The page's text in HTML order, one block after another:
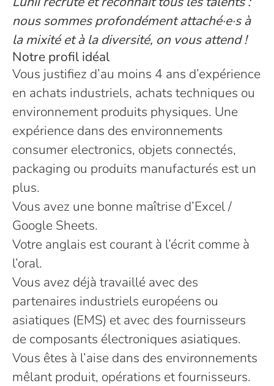
nous sommes profondément attaché·e·s à
la mixité et à la diversité, on vous attend !
Notre profil idéal
Vous justifiez d’au moins 4 ans d’expérience
en achats industriels, achats techniques ou
environnement produits physiques. Une
expérience dans des environnements
consumer electronics, objets connectés,
packaging ou produits manufacturés est un
plus.
Vous avez une bonne maîtrise d’Excel /
Google Sheets.
Votre anglais est courant à l’écrit comme à
l’oral.
Vous avez déjà travaillé avec des
partenaires industriels européens ou
asiatiques (EMS) et avec des fournisseurs
de composants électroniques asiatiques.
Vous êtes à l’aise dans des environnements
mêlant produit, opérations et fournisseurs.